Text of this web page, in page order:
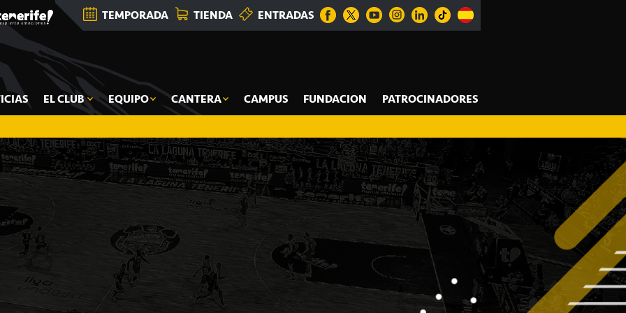
TEMPORADA TIENDA ENTRADAS
EL CLUB EQUIPO CANTERA CAMPUS FUNDACION PATROCINADORES